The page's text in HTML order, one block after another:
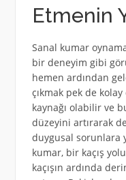
Etmenin
Sanal kumar
bir deneyim gibi
hemen ardından
çıkmak pek de
kaynağı olabilir ve
düzeyini artırarak
duygusal sorunlara
kumar, bir kaçış
kaçışın ardında